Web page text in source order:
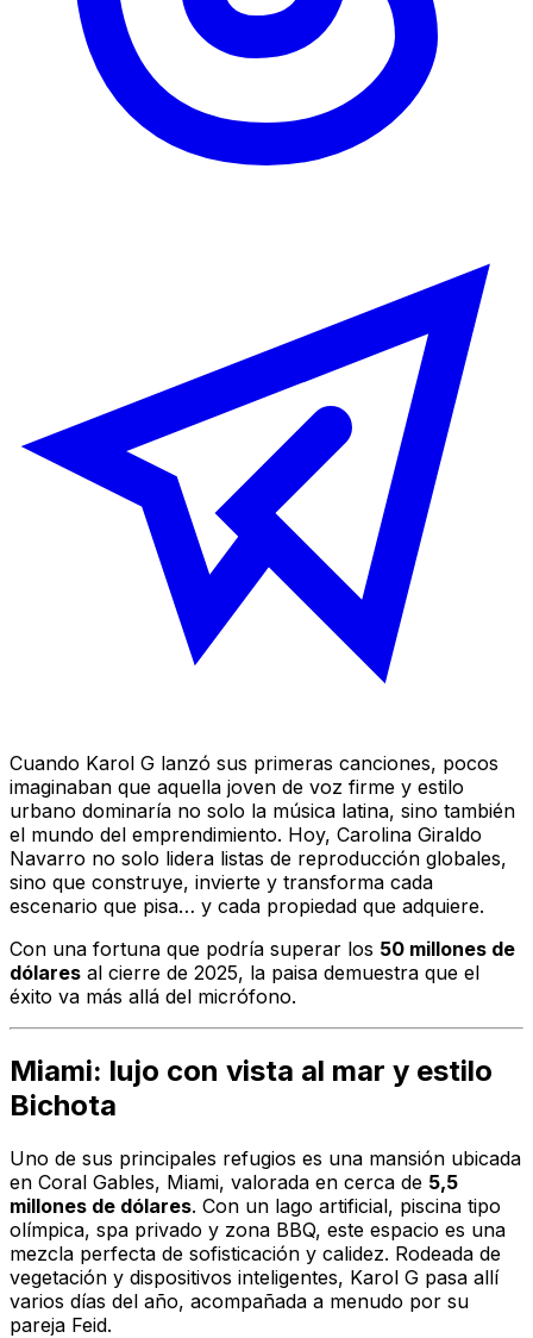
Cuando Karol G lanzó sus primeras canciones, pocos
imaginaban que aquella joven de voz firme y estilo
urbano dominaría no solo la música latina, sino también
el mundo del emprendimiento. Hoy, Carolina Giraldo
Navarro no solo lidera listas de reproducción globales,
sino que construye, invierte y transforma cada
escenario que pisa… y cada propiedad que adquiere.
Con una fortuna que podría superar los 50 millones de
dólares al cierre de 2025, la paisa demuestra que el
éxito va más allá del micrófono.
Miami: lujo con vista al mar y estilo
Bichota
Uno de sus principales refugios es una mansión ubicada
en Coral Gables, Miami, valorada en cerca de 5,5
millones de dólares. Con un lago artificial, piscina tipo
olímpica, spa privado y zona BBQ, este espacio es una
mezcla perfecta de sofisticación y calidez. Rodeada de
vegetación y dispositivos inteligentes, Karol G pasa allí
varios días del año, acompañada a menudo por su
pareja Feid.